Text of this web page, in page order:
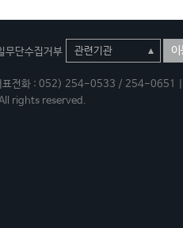
무단수집거부 이
대표전화 : 052) 254-0533 / 254-
rights reserved.